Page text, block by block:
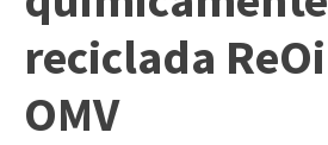
reciclada
OMV